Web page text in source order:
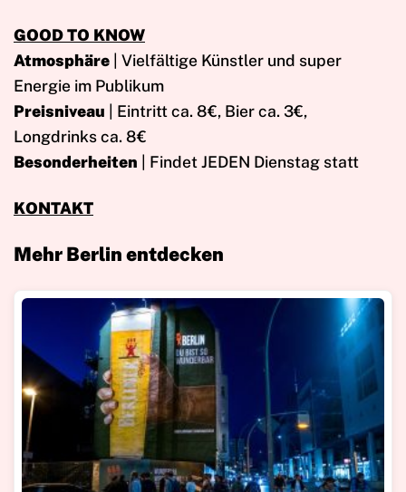
GOOD TO KNOW
Atmosphäre | Vielfältige Künstler und super
Energie im Publikum
Preisniveau
| Eintritt ca. 8€, Bier ca. 3€,
Longdrinks ca. 8€
Besonderheiten | Findet JEDEN Dienstag statt
KONTAKT
Mehr Berlin entdecken